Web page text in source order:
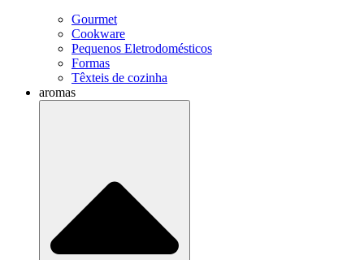
Gourmet
Cookware
Pequenos Eletrodomésticos
Formas
Têxteis de cozinha
aromas